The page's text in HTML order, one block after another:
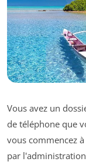
Vous avez un
de téléphone que
vous commencez
par l'administration